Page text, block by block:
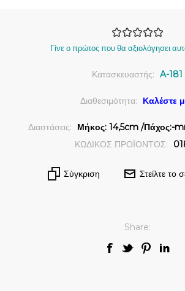
Γίνε ο πρώτος που θα αξιολόγησει
Κατασκευαστής: A-181
Διαθεσιμότητα: Καλέστε
Διαστάσεις:
Μήκος: 14,5cm /Πάχος:-
ΚΩΔΙΚΟΣ ΠΡΟΪΟΝΤΟΣ:
Σύγκριση Στείλτε το
Share: